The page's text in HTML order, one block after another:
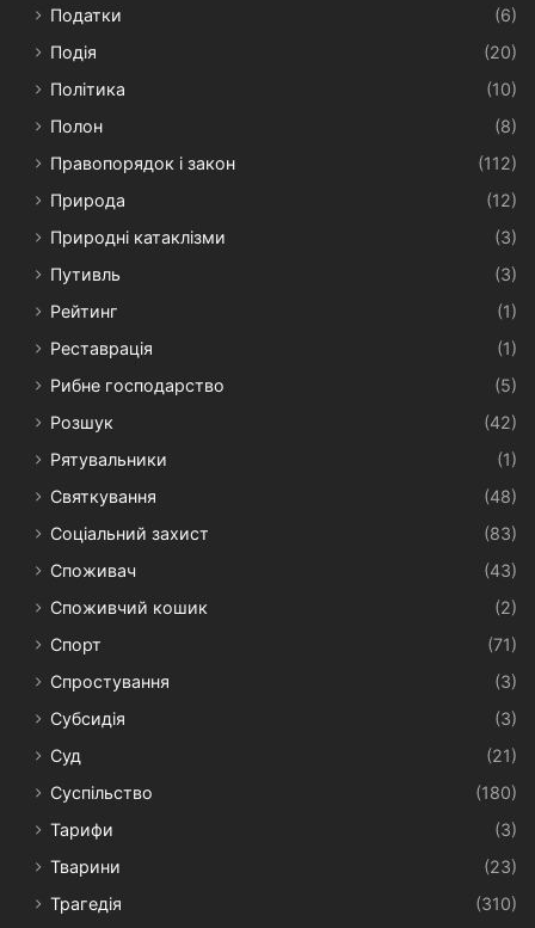
Податки
(6)
Подія
(20)
Політика
(10)
Полон
(8)
Правопорядок і закон
(112)
Природа
(12)
Природні катаклізми
(3)
Путивль
(3)
Рейтинг
(1)
Реставрація
(1)
Рибне господарство
(5)
Розшук
(42)
Рятувальники
(1)
Святкування
(48)
Соціальний захист
(83)
Споживач
(43)
Споживчий кошик
(2)
Спорт
(71)
Спростування
(3)
Субсидія
(3)
Суд
(21)
Суспільство
(180)
Тарифи
(3)
Тварини
(23)
Трагедія
(310)